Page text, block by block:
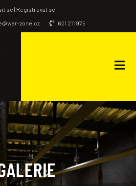
se | Registrovat se
zone.cz
601 211 975